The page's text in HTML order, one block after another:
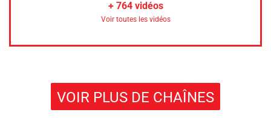
+ 764vidéos
Voir toutes les vidéos
VOIR PLUS DE CHAÎNES